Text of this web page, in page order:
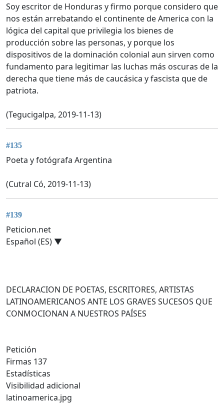
Soy escritor de Honduras y firmo porque considero que
nos están arrebatando el continente de America con la
lógica del capital que privilegia los bienes de
producción sobre las personas, y porque los
dispositivos de la dominación colonial aun sirven como
fundamento para legitimar las luchas más oscuras de la
derecha que tiene más de caucásica y fascista que de
patriota.
(Tegucigalpa, 2019-11-13)
#135
Poeta y fotógrafa Argentina
(Cutral Có, 2019-11-13)
#139
Peticion.net
Español (ES) ▼
DECLARACION DE POETAS, ESCRITORES, ARTISTAS
LATINOAMERICANOS ANTE LOS GRAVES SUCESOS QUE
CONMOCIONAN A NUESTROS PAÍSES
Petición
Firmas 137
Estadísticas
Visibilidad adicional
latinoamerica.jpg